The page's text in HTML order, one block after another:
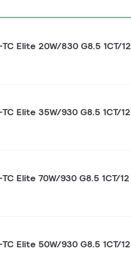
TC Elite 20W/830 G8.5 1CT/12
TC Elite 35W/930 G8.5 1CT/12
TC Elite 70W/930 G8.5 1CT/12
TC Elite 50W/930 G8.5 1CT/12